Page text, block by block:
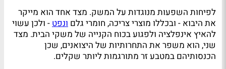
לפיחות השפעות מנוגדות על המשק. מצד אחד הוא מייקר
את היבוא - ובכללו מוצרי צריכה, חומרי גלם ונפט- ולכן עשוי
להאיץ אינפלציה ולפגוע בכוח הקנייה של משקי הבית. מצד
שני, הוא משפר את התחרותיות של היצואנים, שכן
הכנסותיהם במטבע זר מתורגמות ליותר שקלים.